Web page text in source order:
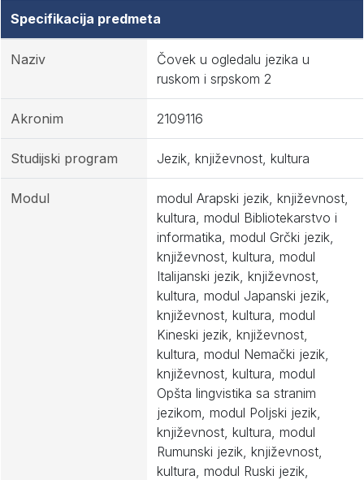
Specifikacija predmeta
Naziv
Čovek u ogledalu jezika u
ruskom i srpskom 2
Akronim 2109116
Studijski program Jezik, književnost, kultura
Modul
modul Arapski jezik, književnost,
kultura, modul Bibliotekarstvo i
informatika, modul Grčki jezik,
književnost, kultura, modul
Italijanski jezik, književnost,
kultura, modul Japanski jezik,
književnost, kultura, modul
Kineski jezik, književnost,
kultura, modul Nemački jezik,
književnost, kultura, modul
Opšta lingvistika sa stranim
jezikom, modul Poljski jezik,
književnost, kultura, modul
Rumunski jezik, književnost,
kultura, modul Ruski jezik,